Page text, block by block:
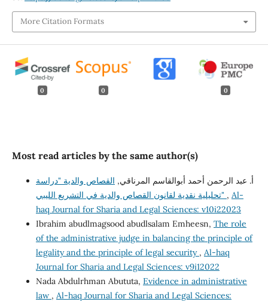
More Citation Formats
0 0 0
Most read articles by the same author(s)
أ. عبد الرحمن أحمد أبوالقاسم المرناقي, القصاص والدية "دراسة
تحليلية نقدية لقانون القصاص والدية في التشريع الليبي" , Al-
haq Journal for Sharia and Legal Sciences: v10i22023
Ibrahim abudlmagsood abudlsalam Emheesn, The role
of the administrative judge in balancing the principle of
legality and the principle of legal security , Al-haq
Journal for Sharia and Legal Sciences: v9i12022
Nada Abdulrhman Abututa, Evidence in administrative
law , Al-haq Journal for Sharia and Legal Sciences: